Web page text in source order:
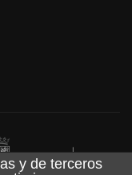
y de terceros